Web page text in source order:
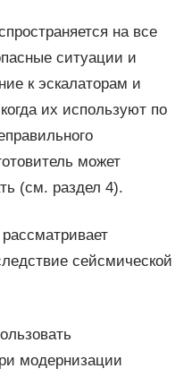
на все
ситуации и
к эскалаторам и
их используют по
может
(см. раздел 4).
сейсмической
модернизации